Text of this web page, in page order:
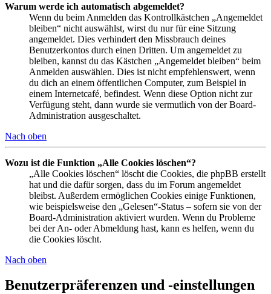
Warum werde ich automatisch abgemeldet?
Wenn du beim Anmelden das Kontrollkästchen „Angemeldet
bleiben“ nicht auswählst, wirst du nur für eine Sitzung
angemeldet. Dies verhindert den Missbrauch deines
Benutzerkontos durch einen Dritten. Um angemeldet zu
bleiben, kannst du das Kästchen „Angemeldet bleiben“ beim
Anmelden auswählen. Dies ist nicht empfehlenswert, wenn
du dich an einem öffentlichen Computer, zum Beispiel in
einem Internetcafé, befindest. Wenn diese Option nicht zur
Verfügung steht, dann wurde sie vermutlich von der Board-
Administration ausgeschaltet.
Nach oben
Wozu ist die Funktion „Alle Cookies löschen“?
„Alle Cookies löschen“ löscht die Cookies, die phpBB erstellt
hat und die dafür sorgen, dass du im Forum angemeldet
bleibst. Außerdem ermöglichen Cookies einige Funktionen,
wie beispielsweise den „Gelesen“-Status – sofern sie von der
Board-Administration aktiviert wurden. Wenn du Probleme
bei der An- oder Abmeldung hast, kann es helfen, wenn du
die Cookies löscht.
Nach oben
Benutzerpräferenzen und -einstellungen